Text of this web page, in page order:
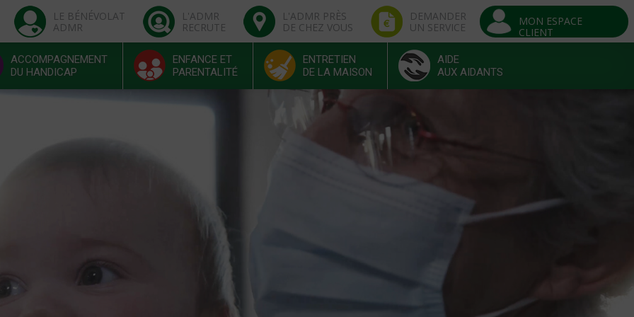
LE BÉNÉVOLAT
ADMR
L'ADMR
RECRUTE
L'ADMR PRÈS
DE CHEZ VOUS
DEMANDER
UN SERVICE
MON ESPACE
CLIENT
ACCOMPAGNEMENT
DU HANDICAP
ENFANCE ET
PARENTALITÉ
ENTRETIEN
DE LA MAISON
AIDE
AUX AIDANTS